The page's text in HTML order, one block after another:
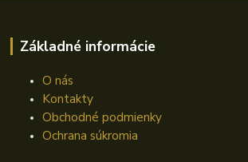
Základné informácie
O nás
Kontakty
Obchodné podmienky
Ochrana súkromia